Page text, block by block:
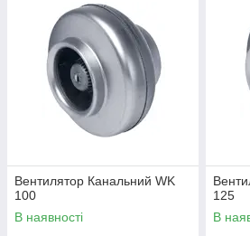
Вентилятор Канальний WK
100
В наявності
125
В